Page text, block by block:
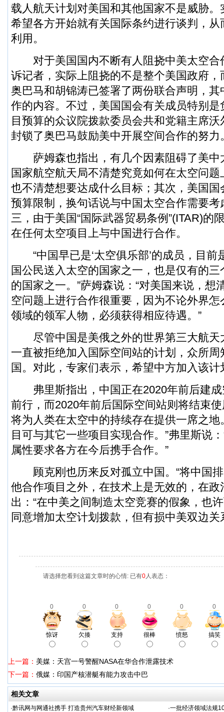
载人航天计划对美国和其他国家不是威胁
希望各方开始就有关国际条约进行谈判，从
利用。
对于美国国内不断有人阻挠中美太空合
诉记者，实际上阻挠的不是整个美国政府
奥巴马和胡锦涛已签署了两份联合声明，
作的内容。不过，美国国会有关成员特别
目预算的众议院拨款委员会共和党籍主席
封锁了奥巴马鼓励美中开展空间合作的努力
萨姆森也指出，有几个因素阻碍了美中
国家航空航天局不清楚究竟如何在太空问
也不清楚想要达成什么目标；其次，美国
预算限制，换句话说与中国太空合作需要
三，由于美国“国际武器贸易条例”(ITAR)的
在任何太空项目上与中国进行合作。
“中国早已是‘太空俱乐部’的成员，目前
国公民送入太空的国家之一，也是仅有的
的国家之一。”萨姆森说：“对美国来说，想
空问题上进行合作很重要，因为不论外界
领域的领军人物，必须获得相应待遇。”
尽管中国是美俄之外的世界第三大航天
一直被拒绝加入国际空间站的计划，众所
国。对此，专家们表示，希望中方加入该
弗里斯指出，中国正在2020年前后建成
前行，而2020年前后国际空间站则将结束
将为人类在太空中的持续存在提供一席之地
目可与其它一些项目实现合作。”弗里斯说
属性要求各方在今后携手合作。”
顾克刚也历来反对孤立中国。“将中国排
他合作项目之外，在技术上是无效的，在政
出：“在中美之间制造太空竞赛的假象，也
同意增加太空计划拨款，但有损中美双边关
请选择您看到这篇文章时的心情: 已有0人表态：
0 0 0 0 0 0
惊讶 欠揍 支持 很棒 愤怒 搞笑
上一篇： 美媒：天宫一号警醒NASA在华合作泄露技术
下一篇： 俄媒：印国产核潜艇有能力攻击中巴
相关文章
·黔讯网与网通社携手 打造贵州汽车财经新领域 ·一批经济领域法规